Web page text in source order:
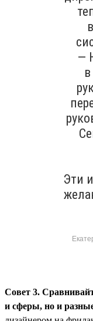
—
Эти
Совет 3.
и сферы, но и